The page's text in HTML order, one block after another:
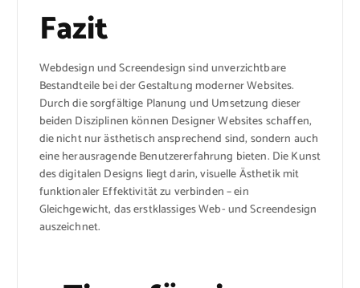
Fazit
Webdesign und Screendesign sind unverzichtbare
Bestandteile bei der Gestaltung moderner Websites.
Durch die sorgfältige Planung und Umsetzung dieser
beiden Disziplinen können Designer Websites schaffen,
die nicht nur ästhetisch ansprechend sind, sondern auch
eine herausragende Benutzererfahrung bieten. Die Kunst
des digitalen Designs liegt darin, visuelle Ästhetik mit
funktionaler Effektivität zu verbinden – ein
Gleichgewicht, das erstklassiges Web- und Screendesign
auszeichnet.